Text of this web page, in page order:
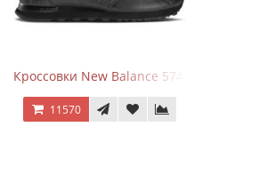
Кроссовки New Balance 574 Triple Black
11570